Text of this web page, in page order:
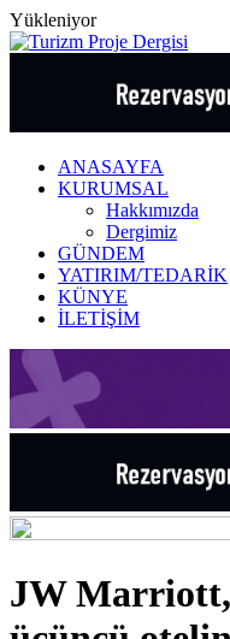
Yükleniyor
ANASAYFA
KURUMSAL
Hakkımızda
Dergimiz
GÜNDEM
YATIRIM/TEDARİK
KÜNYE
İLETİŞİM
JW